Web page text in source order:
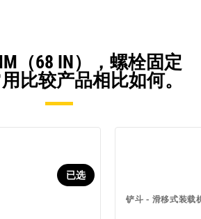
（68 IN），螺栓固定
比较产品相比如何。
已选
铲斗 - 滑移式装载